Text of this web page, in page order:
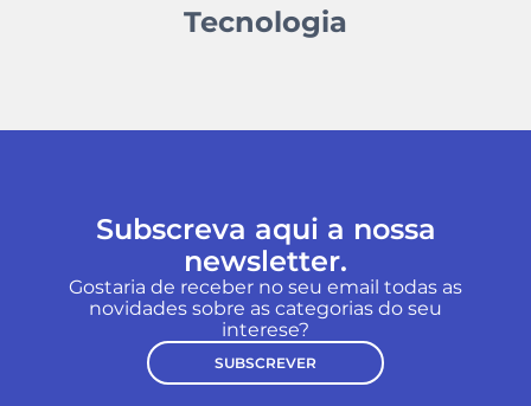
Tecnologia
Subscreva aqui a nossa
newsletter.
Gostaria de receber no seu email todas as
novidades sobre as categorias do seu
interese?
SUBSCREVER